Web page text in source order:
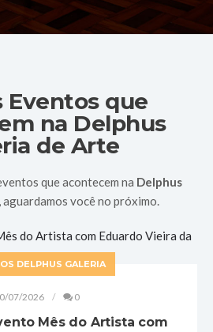
Eventos que
na Delphus
de Arte
que acontecem na Delphus
, aguardamos você no próximo.
DELPHUS GALERIA
07/2026 0
Mês do Artista com